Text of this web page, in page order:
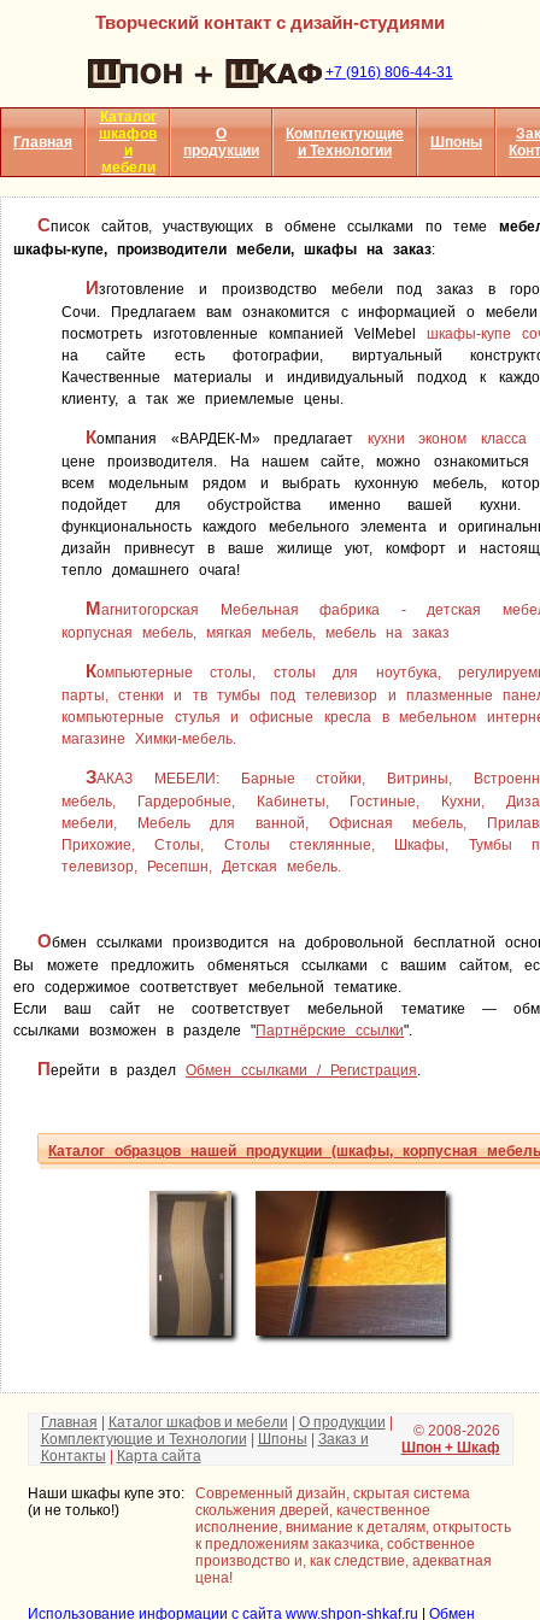
Творческий контакт с дизайн-студиями
+7 (916) 806-44-31
Главная
Каталог
шкафов
и
мебели
О
продукции
Комплектующие
и Технологии
Шпоны
Список сайтов, участвующих в обмене ссылками по теме
шкафы-купе, производители мебели, шкафы на заказ:
Изготовление и производство мебели под заказ в
Сочи. Предлагаем вам ознакомится с информацией о
посмотреть изготовленные компанией VelMebel шкафы-купе
на сайте есть фотографии, виртуальный
Качественные материалы и индивидуальный подход к
клиенту, а так же приемлемые цены.
Компания «ВАРДЕК-М» предлагает кухни эконом класса
цене производителя. На нашем сайте, можно ознакомиться
всем модельным рядом и выбрать кухонную мебель,
подойдет для обустройства именно вашей
функциональность каждого мебельного элемента и
дизайн привнесут в ваше жилище уют, комфорт и
тепло домашнего очага!
Магнитогорская Мебельная фабрика - детская
корпусная мебель, мягкая мебель, мебель на заказ
Компьютерные столы, столы для ноутбука,
парты, стенки и тв тумбы под телевизор и плазменные
компьютерные стулья и офисные кресла в мебельном
магазине Химки-мебель.
ЗАКАЗ МЕБЕЛИ: Барные стойки, Витрины,
мебель, Гардеробные, Кабинеты, Гостиные, Кухни,
мебели, Мебель для ванной, Офисная мебель,
Прихожие, Столы, Столы стеклянные, Шкафы, Тумбы
телевизор, Реcепшн, Детская мебель.
Обмен ссылками производится на добровольной бесплатной
Вы можете предложить обменяться ссылками с вашим сайтом,
его содержимое соответствует мебельной тематике.
Если ваш сайт не соответствует мебельной тематике —
ссылками возможен в разделе "Партнёрские ссылки".
Перейти в раздел Обмен ссылками / Регистрация
Каталог образцов нашей продукции (шкафы, корпусная
Главная | Каталог шкафов и мебели | О продукции |
Комплектующие и Технологии | Шпоны | Заказ и
Контакты | Карта сайта
© 2008-2026
Шпон + Шкаф
Наши шкафы купе это:
(и не только!)
Современный дизайн, скрытая система
скольжения дверей, качественное
исполнение, внимание к деталям, открытость
к предложениям заказчика, собственное
производство и, как следствие, адекватная
цена!
Использование информации с сайта www.shpon-shkaf.ru | Обмен